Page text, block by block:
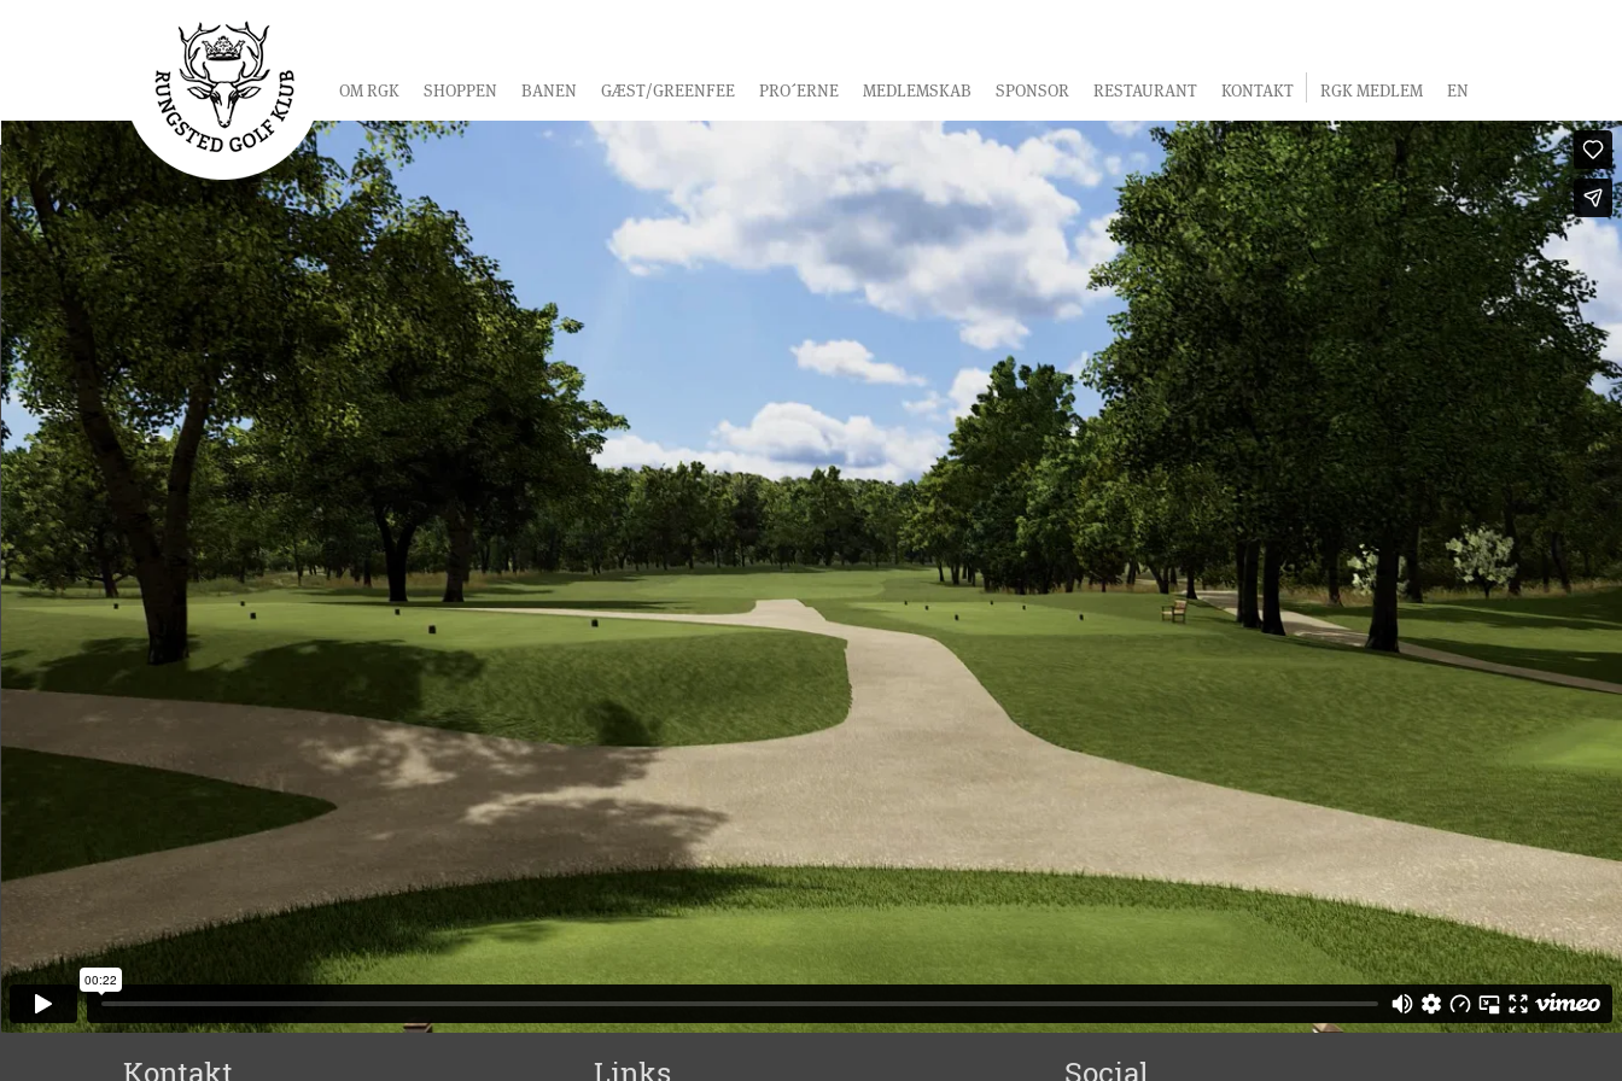
OM RGK SHOPPEN BANEN GÆST/GREENFEE PRO´ERNE MEDLEMSKAB SPONSOR RESTAURANT KONTAKT RGK MEDLEM EN
Kontakt Links Social